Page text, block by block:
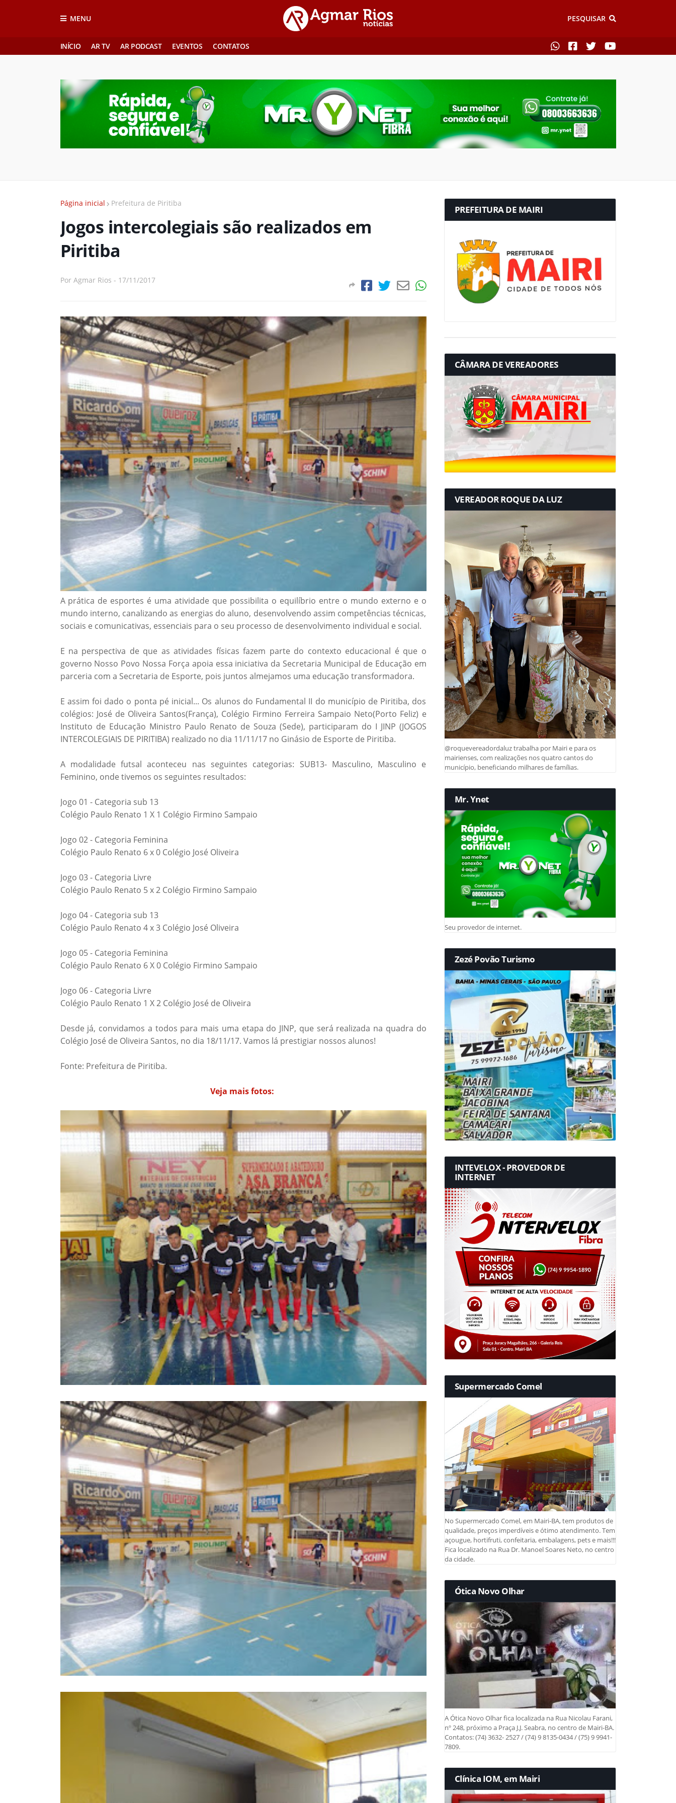
MENU PESQUISAR
INÍCIO AR TV AR PODCAST EVENTOS CONTATOS
Página inicial Prefeitura de Piritiba
Jogos intercolegiais são realizados em
Piritiba
Por Agmar Rios - 17/11/2017
A prática de esportes é uma atividade que possibilita o equilíbrio entre o mundo externo e o
mundo interno, canalizando as energias do aluno, desenvolvendo assim competências técnicas,
sociais e comunicativas, essenciais para o seu processo de desenvolvimento individual e social.
E na perspectiva de que as atividades físicas fazem parte do contexto educacional é que o
governo Nosso Povo Nossa Força apoia essa iniciativa da Secretaria Municipal de Educação em
parceria com a Secretaria de Esporte, pois juntos almejamos uma educação transformadora.
E assim foi dado o ponta pé inicial... Os alunos do Fundamental II do município de Piritiba, dos
colégios: José de Oliveira Santos(França), Colégio Firmino Ferreira Sampaio Neto(Porto Feliz) e
Instituto de Educação Ministro Paulo Renato de Souza (Sede), participaram do I JINP (JOGOS
INTERCOLEGIAIS DE PIRITIBA) realizado no dia 11/11/17 no Ginásio de Esporte de Piritiba.
A modalidade futsal aconteceu nas seguintes categorias: SUB13- Masculino, Masculino e
Feminino, onde tivemos os seguintes resultados:
Jogo 01 - Categoria sub 13
Colégio Paulo Renato 1 X 1 Colégio Firmino Sampaio
Jogo 02 - Categoria Feminina
Colégio Paulo Renato 6 x 0 Colégio José Oliveira
Jogo 03 - Categoria Livre
Colégio Paulo Renato 5 x 2 Colégio Firmino Sampaio
Jogo 04 - Categoria sub 13
Colégio Paulo Renato 4 x 3 Colégio José Oliveira
Jogo 05 - Categoria Feminina
Colégio Paulo Renato 6 X 0 Colégio Firmino Sampaio
Jogo 06 - Categoria Livre
Colégio Paulo Renato 1 X 2 Colégio José de Oliveira
Desde já, convidamos a todos para mais uma etapa do JINP, que será realizada na quadra do
Colégio José de Oliveira Santos, no dia 18/11/17. Vamos lá prestigiar nossos alunos!
Fonte: Prefeitura de Piritiba.
Veja mais fotos:
PREFEITURA DE MAIRI
CÂMARA DE VEREADORES
VEREADOR ROQUE DA LUZ
@roquevereadordaluz trabalha por Mairi e para os
mairienses, com realizações nos quatro cantos do
município, beneficiando milhares de famílias.
Mr. Ynet
Seu provedor de internet.
Zezé Povão Turismo
INTEVELOX - PROVEDOR DE
INTERNET
Supermercado Comel
No Supermercado Comel, em Mairi-BA, tem produtos de
qualidade, preços imperdíveis e ótimo atendimento. Tem
açougue, hortifruti, confeitaria, embalagens, pets e mais!!!
Fica localizado na Rua Dr. Manoel Soares Neto, no centro
da cidade.
Ótica Novo Olhar
A Ótica Novo Olhar fica localizada na Rua Nicolau Farani,
nº 248, próximo a Praça J.J. Seabra, no centro de Mairi-BA.
Contatos: (74) 3632- 2527 / (74) 9 8135-0434 / (75) 9 9941-
7809.
Clínica IOM, em Mairi